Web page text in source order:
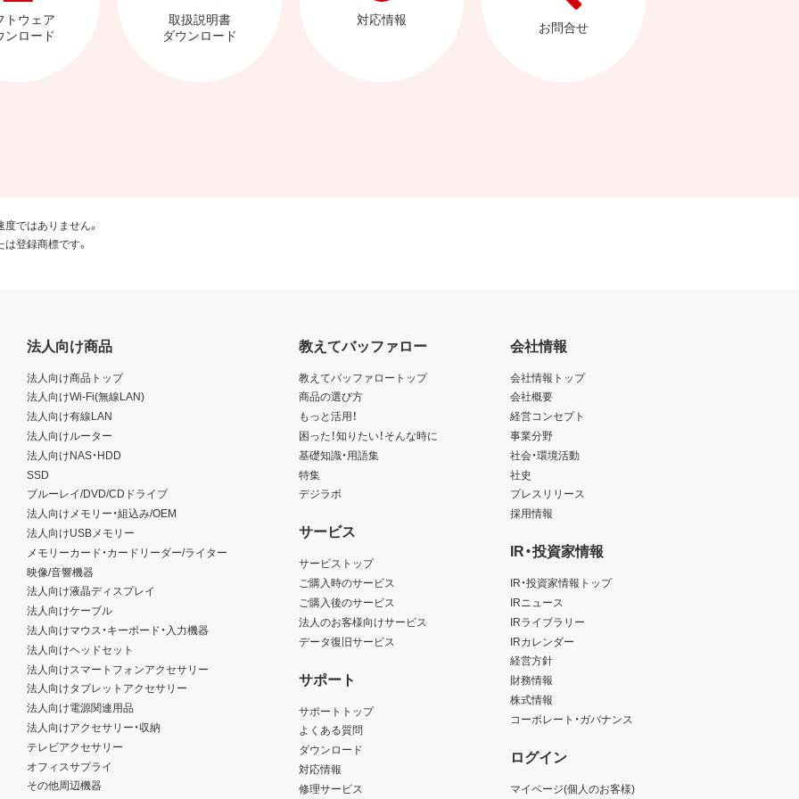
トウェア
ンロード
取扱説明書
ダウンロード
対応情報 お問合せ
ではありません。
登録商標です。
法人向け商品
法人向け商品トップ
法人向けWi-Fi(無線LAN)
法人向け有線LAN
法人向けルーター
法人向けNAS・HDD
SSD
ブルーレイ/DVD/CDドライブ
法人向けメモリー・組込み/OEM
法人向けUSBメモリー
メモリーカード・カードリーダー/ライター
映像/音響機器
法人向け液晶ディスプレイ
法人向けケーブル
法人向けマウス・キーボード・入力機器
法人向けヘッドセット
法人向けスマートフォンアクセサリー
法人向けタブレットアクセサリー
法人向け電源関連用品
法人向けアクセサリー・収納
テレビアクセサリー
オフィスサプライ
その他周辺機器
教えてバッファロー
教えてバッファロートップ
商品の選び方
もっと活用！
困った！知りたい！そんな時に
基礎知識・用語集
特集
デジラボ
サービス
サービストップ
ご購入時のサービス
ご購入後のサービス
法人のお客様向けサービス
データ復旧サービス
サポート
サポートトップ
よくある質問
ダウンロード
対応情報
修理サービス
会社情報
会社情報トップ
会社概要
経営コンセプト
事業分野
社会・環境活動
社史
プレスリリース
採用情報
IR・投資家情報
IR・投資家情報トップ
IRニュース
IRライブラリー
IRカレンダー
経営方針
財務情報
株式情報
コーポレート・ガバナンス
ログイン
マイページ(個人のお客様)